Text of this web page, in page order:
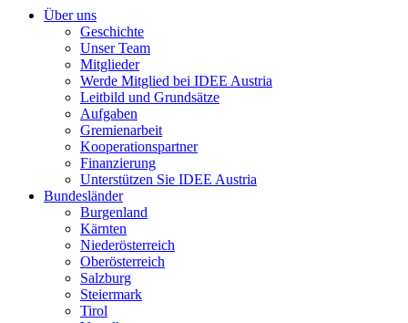
Über uns
Geschichte
Unser Team
Mitglieder
Werde Mitglied bei IDEE Austria
Leitbild und Grundsätze
Aufgaben
Gremienarbeit
Kooperationspartner
Finanzierung
Unterstützen Sie IDEE Austria
Bundesländer
Burgenland
Kärnten
Niederösterreich
Oberösterreich
Salzburg
Steiermark
Tirol